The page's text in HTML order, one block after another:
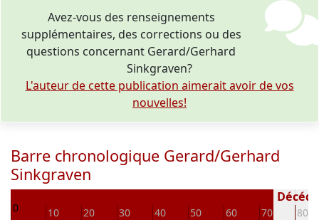
Avez-vous des renseignements
supplémentaires, des corrections ou des
questions concernant Gerard/Gerhard
Sinkgraven?
L'auteur de cette publication aimerait avoir de vos
nouvelles!
Barre chronologique Gerard/Gerhard
Sinkgraven
0 10 20 30 40 50 60 70 80